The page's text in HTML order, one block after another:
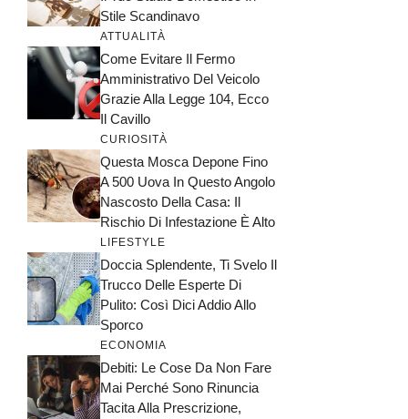
Stile Scandinavo
ATTUALITÀ
Come Evitare Il Fermo
Amministrativo Del Veicolo
Grazie Alla Legge 104, Ecco
Il Cavillo
CURIOSITÀ
Questa Mosca Depone Fino
A 500 Uova In Questo Angolo
Nascosto Della Casa: Il
Rischio Di Infestazione È Alto
LIFESTYLE
Doccia Splendente, Ti Svelo Il
Trucco Delle Esperte Di
Pulito: Così Dici Addio Allo
Sporco
ECONOMIA
Debiti: Le Cose Da Non Fare
Mai Perché Sono Rinuncia
Tacita Alla Prescrizione,